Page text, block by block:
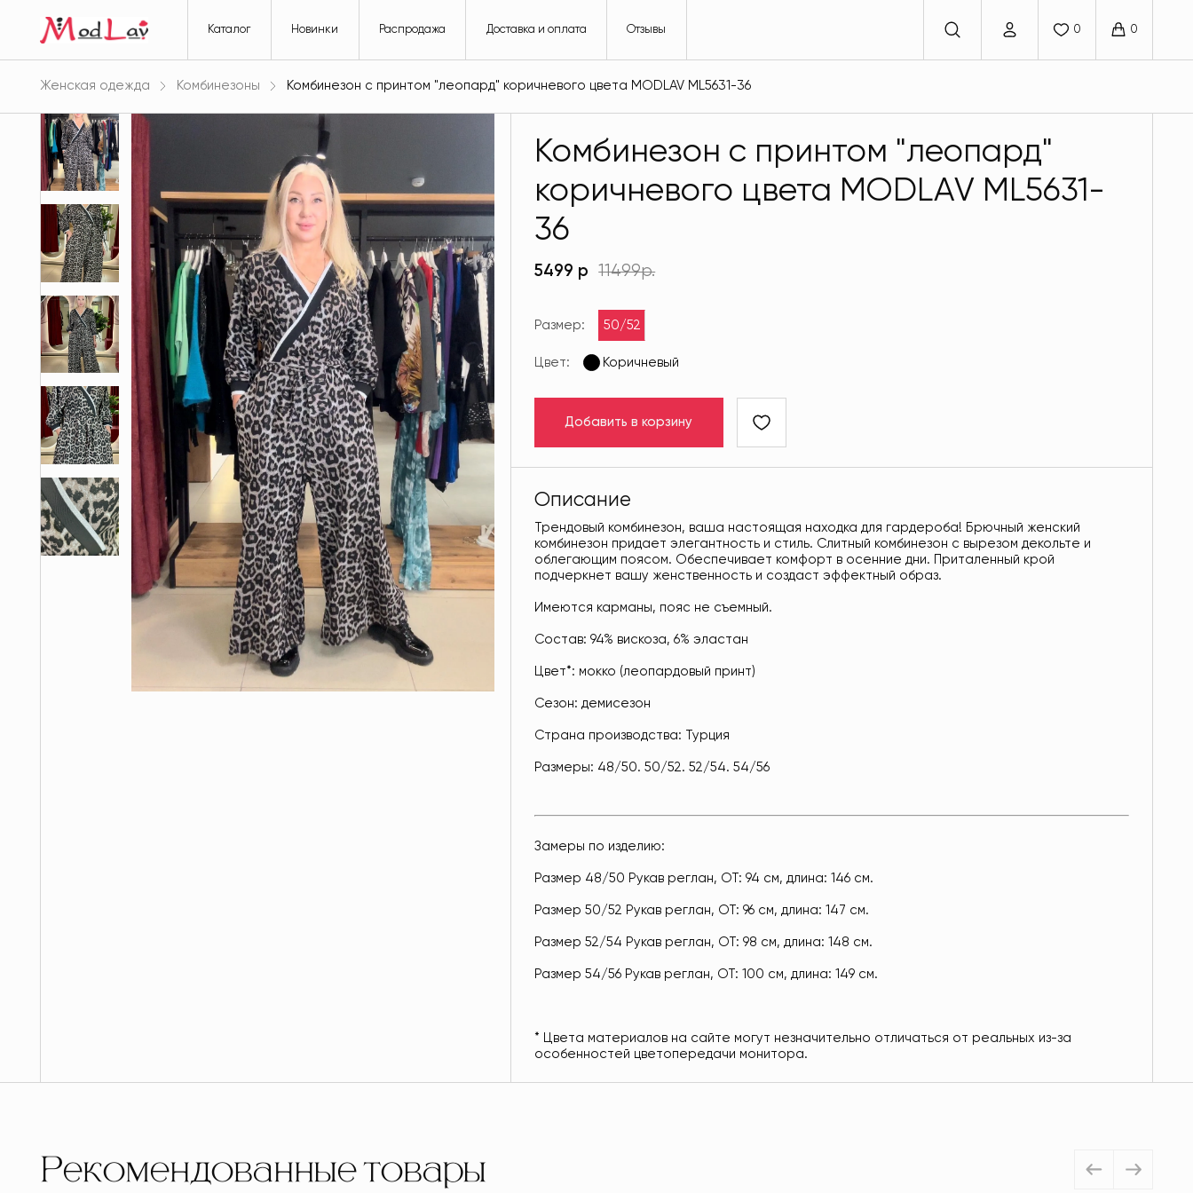
Каталог Новинки Распродажа Доставка и оплата Отзывы
Женская одежда Комбинезоны Комбинезон с принтом "леопард" коричневого цвета MODLAV ML5631-36
Комбинезон с принтом "леопард"
коричневого цвета MODLAV ML5631-
36
5499 р 11499р.
Размер: 50/52
Цвет: Коричневый
Добавить в корзину
Описание
Трендовый комбинезон, ваша настоящая находка для гардероба! Брючный женский
комбинезон придает элегантность и стиль. Слитный комбинезон с вырезом декольте и
облегающим поясом. Обеспечивает комфорт в осенние дни. Приталенный крой
подчеркнет вашу женственность и создаст эффектный образ.
Имеются карманы, пояс не съемный.
Состав: 94% вискоза, 6% эластан
Цвет*: мокко (леопардовый принт)
Сезон: демисезон
Страна производства: Турция
Размеры: 48/50. 50/52. 52/54. 54/56
Замеры по изделию:
Размер 48/50 Рукав реглан, ОТ: 94 см, длина: 146 см.
Размер 50/52 Рукав реглан, ОТ: 96 см, длина: 147 см.
Размер 52/54 Рукав реглан, ОТ: 98 см, длина: 148 см.
Размер 54/56 Рукав реглан, ОТ: 100 см, длина: 149 см.
* Цвета материалов на сайте могут незначительно отличаться от реальных из-за
особенностей цветопередачи монитора.
Рекомендованные товары